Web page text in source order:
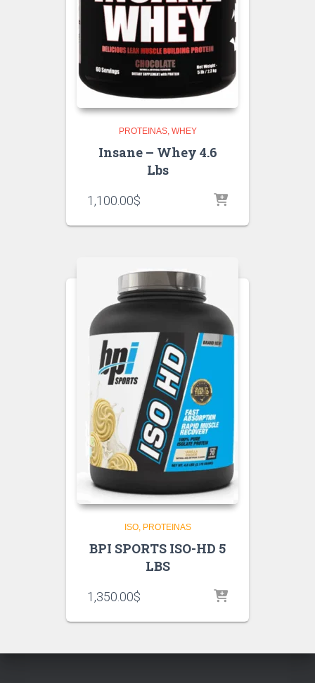
PROTEINAS WHEY
Insane – Whey 4.6
Lbs
1,100.00$
ISO PROTEINAS
BPI SPORTS ISO-HD 5
LBS
1,350.00$